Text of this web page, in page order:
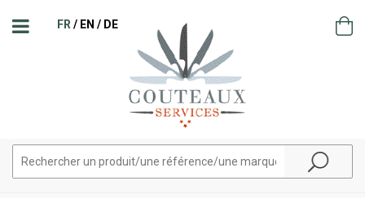
FR EN DE